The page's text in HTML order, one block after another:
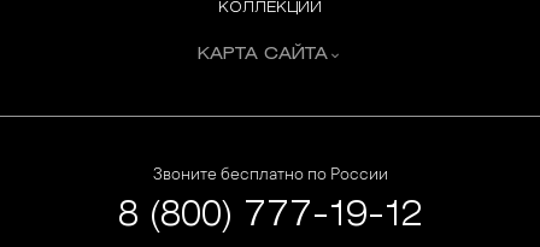
КОЛЛЕКЦИИ
КАРТА САЙТА
Звоните бесплатно по России
8 (800) 777-19-12